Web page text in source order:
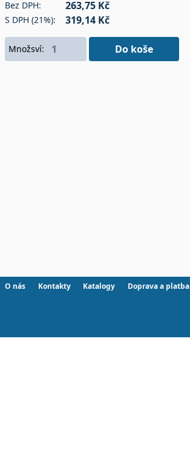
Bez DPH: 263,75 Kč
S DPH (21%): 319,14 Kč
Množsví: Do koše
O nás Kontakty Katalogy Doprava a platba